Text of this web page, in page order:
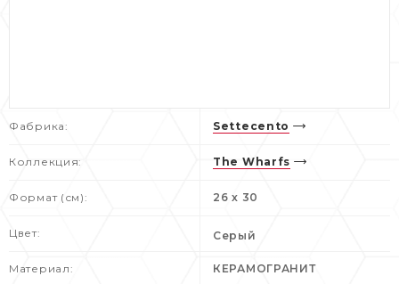
Фабрика: Settecento
Коллекция: The Wharfs
Формат (см): 26 x 30
Цвет: Серый
Материал: КЕРАМОГРАНИТ